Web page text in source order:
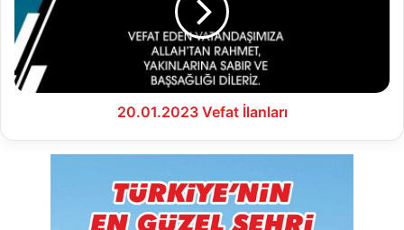
20.01.2023 Vefat İlanları